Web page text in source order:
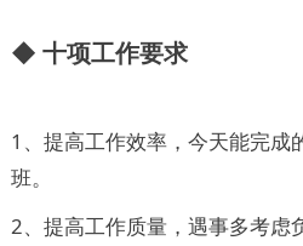
◆ 十项工作要求
1、提高工作效率，今天能完成
班。
2、提高工作质量，遇事多考虑